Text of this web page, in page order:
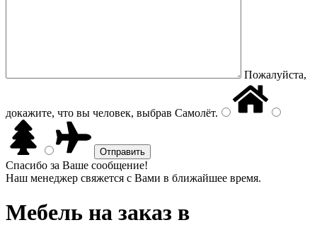
Пожалуйста,
докажите, что вы человек, выбрав Самолёт.
Спасибо за Ваше сообщение!
Наш менеджер свяжется с Вами в ближайшее время.
Мебель на заказ в